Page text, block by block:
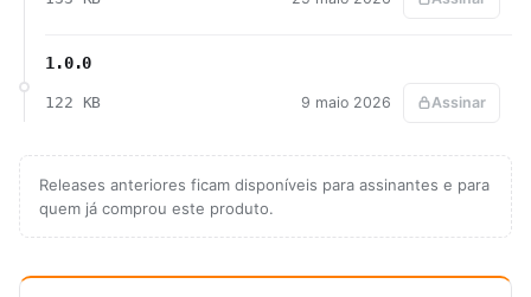
1.0.0
122 KB 9 maio 2026 Assinar
Releases anteriores ficam disponíveis para assinantes e para
quem já comprou este produto.